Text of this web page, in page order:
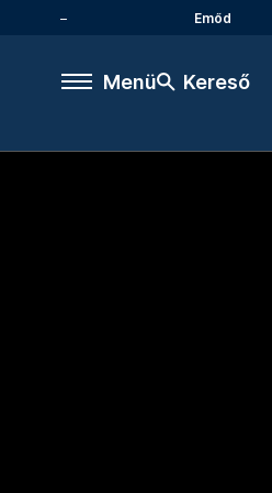
Emőd
Menü Kereső